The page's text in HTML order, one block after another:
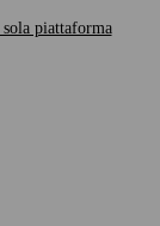
piattaforma